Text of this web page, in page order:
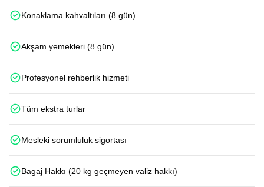
Konaklama kahvaltıları (8 gün)
Akşam yemekleri (8 gün)
Profesyonel rehberlik hizmeti
Tüm ekstra turlar
Mesleki sorumluluk sigortası
Bagaj Hakkı (20 kg geçmeyen valiz hakkı)